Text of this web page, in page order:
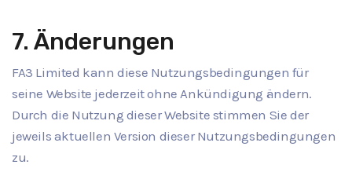
7. Änderungen
FA3 Limited kann diese Nutzungsbedingungen für
seine Website jederzeit ohne Ankündigung ändern.
Durch die Nutzung dieser Website stimmen Sie der
jeweils aktuellen Version dieser Nutzungsbedingungen
zu.